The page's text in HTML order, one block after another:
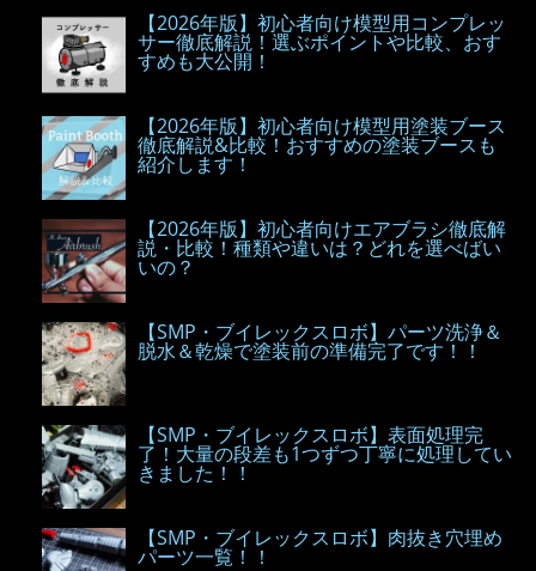
【2026年版】初心者向け模型用コンプレッ
サー徹底解説！選ぶポイントや比較、おす
すめも大公開！
【2026年版】初心者向け模型用塗装ブース
徹底解説&比較！おすすめの塗装ブースも
紹介します！
【2026年版】初心者向けエアブラシ徹底解
説・比較！種類や違いは？どれを選べばい
いの？
【SMP・ブイレックスロボ】パーツ洗浄＆
脱水＆乾燥で塗装前の準備完了です！！
【SMP・ブイレックスロボ】表面処理完
了！大量の段差も1つずつ丁寧に処理してい
きました！！
【SMP・ブイレックスロボ】肉抜き穴埋め
パーツ一覧！！